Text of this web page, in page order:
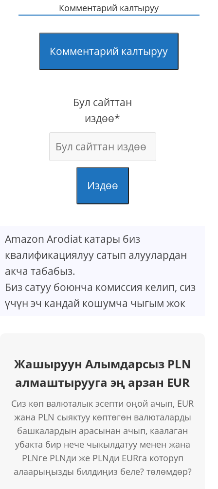
Комментарий калтыруу
Комментарий калтыруу
Бул сайттан
издөө*
Издөө
Amazon Arodiat катары биз
квалификациялуу сатып алуулардан
акча табабыз.
Биз сатуу боюнча комиссия келип, сиз
үчүн эч кандай кошумча чыгым жок
Жашыруун Алымдарсыз PLN
алмаштырууга эң арзан EUR
Сиз көп валюталык эсепти оңой ачып, EUR
жана PLN сыяктуу көптөгөн валюталарды
башкалардын арасынан ачып, каалаган
убакта бир нече чыкылдатуу менен жана
PLNге PLNди же PLNди EURга которуп
алаарыңызды билдиңиз беле? төлөмдөр?